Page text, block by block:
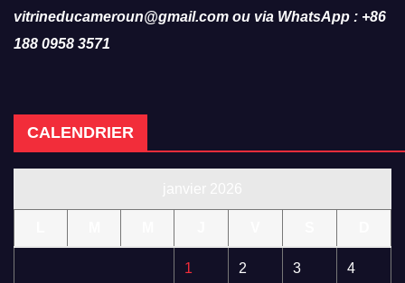
vitrineducameroun@gmail.com ou via WhatsApp : +86
188 0958 3571
CALENDRIER
1 2 3 4